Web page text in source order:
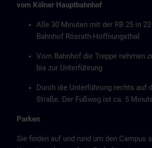
vom Kölner Hauptbahnhof
Alle 30 Minuten mit der RB 25 in
Bahnhof Rösrath-Hoffnungsthal
Vom Bahnhof die Treppe nehmen
bis zur Unterführung
Durch die Unterführung rechts auf
Straße. Der Fußweg ist ca. 5
Parken
Sie finden auf und rund um den Campus